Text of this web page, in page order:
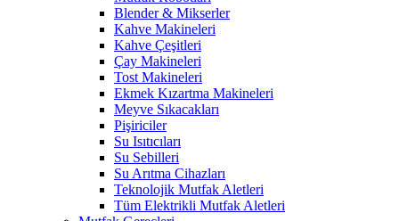
Blender & Mikserler
Kahve Makineleri
Kahve Çeşitleri
Çay Makineleri
Tost Makineleri
Ekmek Kızartma Makineleri
Meyve Sıkacakları
Pişiriciler
Su Isıtıcıları
Su Sebilleri
Su Arıtma Cihazları
Teknolojik Mutfak Aletleri
Tüm Elektrikli Mutfak Aletleri